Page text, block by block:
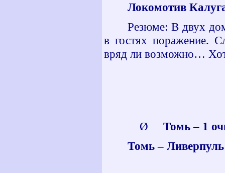
Локомотив
Резюме: В двух
в гостях поражение.
вряд ли возможно…
Ø
Томь – 1
Томь –